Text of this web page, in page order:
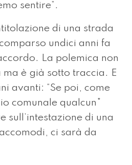
sentire”.
di una strada
undici anni fa
La polemica non
è già sotto traccia. E
avanti: “Se poi, come
comunale qualcun*
sull’intestazione di una
ci sarà da